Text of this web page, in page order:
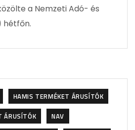
a Nemzeti Adó- és
hétfőn.
HAMIS TERMÉKET ÁRUSÍTÓK
ÁRUSÍTÓK
NAV